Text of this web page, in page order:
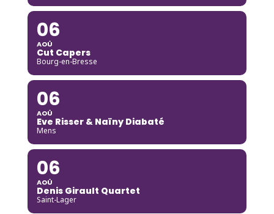
06
AOÛ
Cut Capers
Bourg-en-Bresse
06
AOÛ
Eve Risser & Naïny Diabaté
Mens
06
AOÛ
Denis Girault Quartet
Saint-Lager